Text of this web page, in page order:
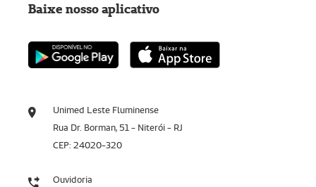
Unimed Leste Fluminense
Rua Dr. Borman, 51 - Niterói - RJ
CEP: 24020-320
Ouvidoria
Baixe nosso aplicativo